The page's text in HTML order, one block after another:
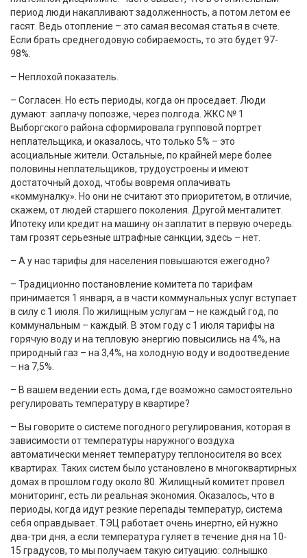
период люди накапливают задолженность, а потом летом ее
гасят. Ведь отопление – это самая весомая статья в счете.
Если брать среднегодовую собираемость, то это будет 97-
98%.
– Неплохой показатель.
– Согласен. Но есть периоды, когда он проседает. Люди
думают: заплачу попозже, через полгода. ЖКС № 1
Выборгского района сформировала групповой портрет
неплательщика, и оказалось, что только 5% – это
асоциальные жители. Остальные, по крайней мере более
половины неплательщиков, трудоустроены и имеют
достаточный доход, чтобы вовремя оплачивать
«коммуналку». Но они не считают это приоритетом, в отличие,
скажем, от людей старшего поколения. Другой менталитет.
Ипотеку или кредит на машину он заплатит в первую очередь:
там грозят серьезные штрафные санкции, здесь – нет.
– А у нас тарифы для населения повышаются ежегодно?
– Традиционно постановление комитета по тарифам
принимается 1 января, а в части коммунальных услуг вступает
в силу с 1 июля. По жилищным услугам – не каждый год, по
коммунальным – каждый. В этом году с 1 июля тарифы на
горячую воду и на тепловую энергию повысились на 4%, на
природный газ – на 3,4%, на холодную воду и водоотведение
– на 7,5%.
– В вашем ведении есть дома, где возможно самостоятельно
регулировать температуру в квартире?
– Вы говорите о системе погодного регулирования, которая в
зависимости от температуры наружного воздуха
автоматически меняет температуру теплоносителя во всех
квартирах. Таких систем было установлено в многоквартирных
домах в прошлом году около 80. Жилищный комитет провел
мониторинг, есть ли реальная экономия. Оказалось, что в
периоды, когда идут резкие перепады температур, система
себя оправдывает. ТЭЦ работает очень инертно, ей нужно
два-три дня, а если температура гуляет в течение дня на 10-
15 градусов, то мы получаем такую ситуацию: солнышко